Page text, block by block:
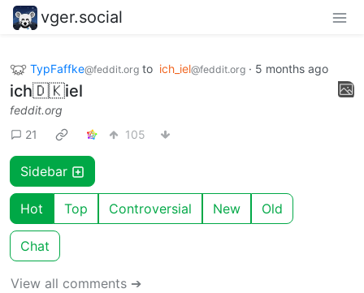
vger.social
TypFaffke@feddit.org to ich_iel@feddit.org · 5 months ago
ich🇩🇰iel
feddit.org
21
105
Sidebar
Hot Top Controversial New Old
Chat
View all comments ➔